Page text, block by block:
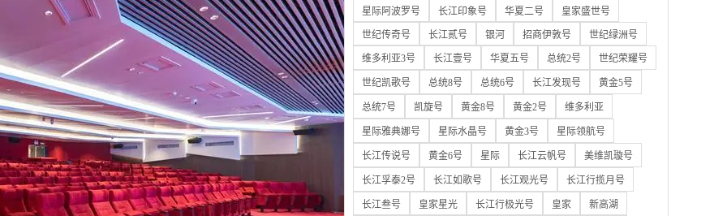
星际阿波罗号 长江印象号 华夏二号 皇家盛世号
世纪传奇号 长江贰号 银河 招商伊敦号 世纪绿洲号
维多利亚3号 长江壹号 华夏五号 总统2号 世纪荣耀号
世纪凯歌号 总统8号 总统6号 长江发现号 黄金5号
总统7号 凯旋号 黄金8号 黄金2号 维多利亚
星际雅典娜号 星际水晶号 黄金3号 星际领航号
长江传说号 黄金6号 星际 长江云帆号 美维凯璇号
长江孚泰2号 长江如歌号 长江观光号 长江行揽月号
长江叁号 皇家星光 长江行极光号 皇家 新高湖